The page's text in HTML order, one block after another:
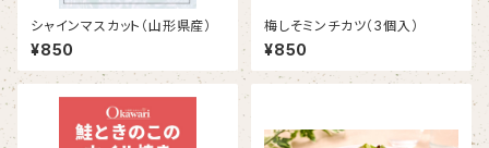
シャインマスカット（山形県産）
¥850
梅しそミンチカツ（3個入）
¥850